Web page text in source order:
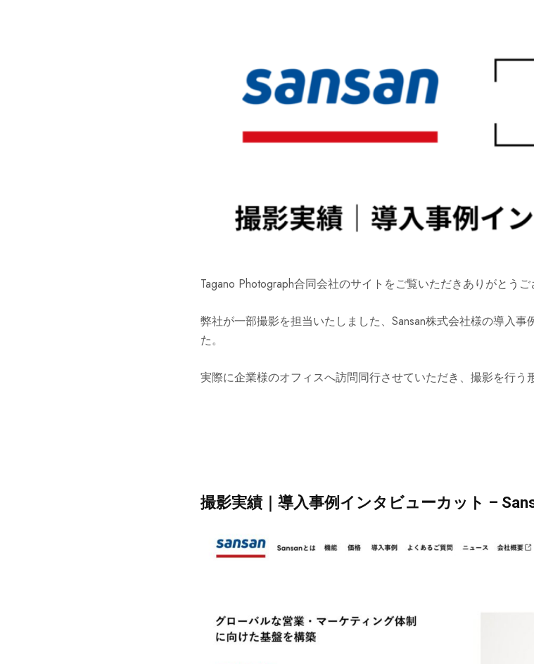
Tagano Photograph合同会社のサイトをご覧いただきありがとうご
弊社が一部撮影を担当いたしました、Sansan株式会社様の導入
た。
実際に企業様のオフィスへ訪問同行させていただき、撮影を行う
撮影実績｜導入事例インタビューカット –